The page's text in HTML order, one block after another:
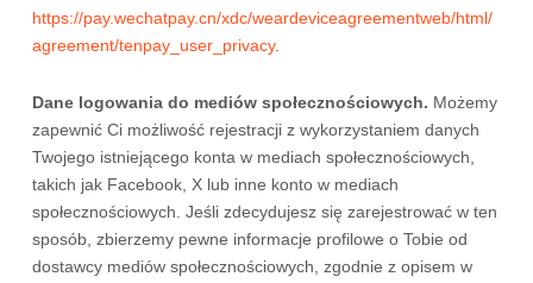
https://pay.wechatpay.cn/xdc/weardeviceagreementweb/html/
agreement/tenpay_user_privacy.
Dane logowania do mediów społecznościowych. Możemy
zapewnić Ci możliwość rejestracji z wykorzystaniem danych
Twojego istniejącego konta w mediach społecznościowych,
takich jak Facebook, X lub inne konto w mediach
społecznościowych. Jeśli zdecydujesz się zarejestrować w ten
sposób, zbierzemy pewne informacje profilowe o Tobie od
dostawcy mediów społecznościowych, zgodnie z opisem w